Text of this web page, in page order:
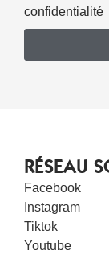
confidentialité
RÉSEAU
Facebook
Instagram
Tiktok
Youtube